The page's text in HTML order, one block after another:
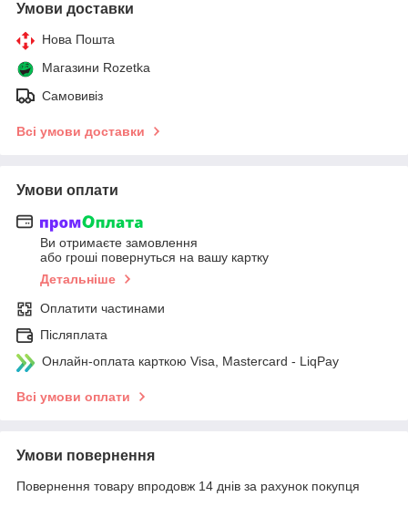
Умови доставки
Нова Пошта
Магазини Rozetka
Самовивіз
Всі умови доставки
Умови оплати
Ви отримаєте замовлення
або гроші повернуться на вашу картку
Детальніше
Оплатити частинами
Післяплата
Онлайн-оплата карткою Visa, Mastercard - LiqPay
Всі умови оплати
Умови повернення
Повернення товару впродовж 14 днів за рахунок покупця